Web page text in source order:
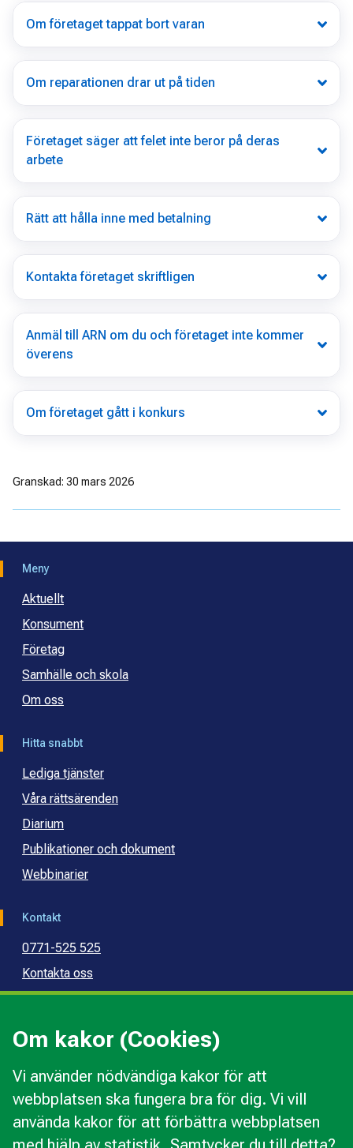
Om kakor (Cookies)
Vi använder nödvändiga kakor för att
webbplatsen ska fungera bra för dig. Vi vill
använda kakor för att förbättra webbplatsen
Om företaget tappat bort varan
Om reparationen drar ut på tiden
Företaget säger att felet inte beror på deras
arbete
Rätt att hålla inne med betalning
Kontakta företaget skriftligen
Anmäl till ARN om du och företaget inte kommer
överens
Om företaget gått i konkurs
Granskad: 30 mars 2026
Meny
Aktuellt
Konsument
Företag
Samhälle och skola
Om oss
Hitta snabbt
Lediga tjänster
Våra rättsärenden
Diarium
Publikationer och dokument
Webbinarier
Kontakt
0771-525 525
Kontakta oss
Press
Kommunal budget- och skuldrådgivning